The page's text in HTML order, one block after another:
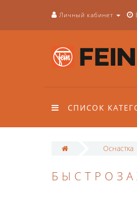
Личный кабинет
СПИСОК
Оснастка